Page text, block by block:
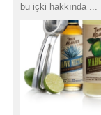
bu içki hakkında ...